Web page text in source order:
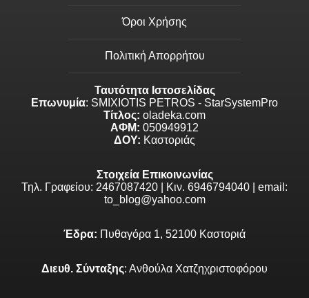
Όροι Χρήσης
Πολιτική Απορρήτου
Ταυτότητα Ιστοσελίδας
Επωνυμία: SMIXIOTIS PETROS - StarSystemPro
Τίτλος: oladeka.com
ΑΦΜ: 050949912
ΔΟΥ: Καστοριάς
Στοιχεία Επικοινωνίας
Τηλ. Γραφείου: 2467087420 | Κιν. 6946794040 | email:
to_blog@yahoo.com
Έδρα: Πυθαγόρα 1, 52100 Καστοριά
Διευθ. Σύνταξης: Ανθούλα Χατζηχριστοφόρου